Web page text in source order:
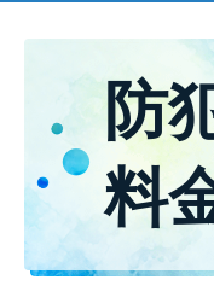
防
料